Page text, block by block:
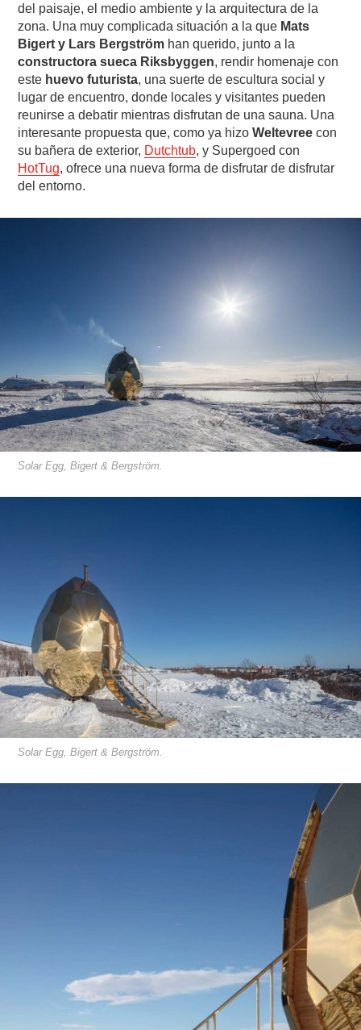
del paisaje, el medio ambiente y la arquitectura de la
zona. Una muy complicada situación a la que Mats
Bigert y Lars Bergström han querido, junto a la
constructora sueca Riksbyggen, rendir homenaje con
este huevo futurista, una suerte de escultura social y
lugar de encuentro, donde locales y visitantes pueden
reunirse a debatir mientras disfrutan de una sauna. Una
interesante propuesta que, como ya hizoWeltevree con
su bañera de exterior, Dutchtub, y Supergoed con
HotTug, ofrece una nueva forma de disfrutar de disfrutar
del entorno.
Solar Egg, Bigert & Bergström.
Solar Egg, Bigert & Bergström.